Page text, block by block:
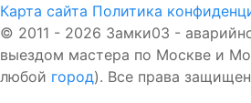
Карта сайта Политика
© 2011 - 2026 Замки03 -
выездом мастера по Москве и
любой город). Все права